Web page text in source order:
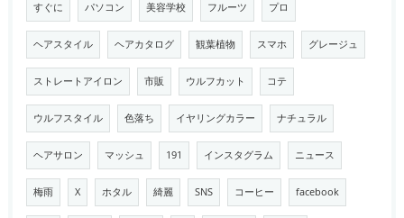
すぐに パソコン 美容学校 フルーツ プロ
ヘアスタイル ヘアカタログ 観葉植物 スマホ グレージュ
ストレートアイロン 市販 ウルフカット コテ
ウルフスタイル 色落ち イヤリングカラー ナチュラル
ヘアサロン マッシュ 191 インスタグラム ニュース
梅雨 X ホタル 綺麗 SNS コーヒー facebook